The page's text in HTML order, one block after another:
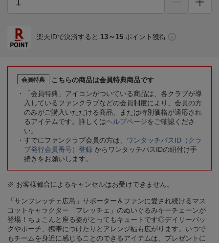
楽天IDで決済すると 13～15 ポイント獲得
会員特典
こちらの商品は会員特典商品です
「会員特典」アイコンがついている商品は、各クラブが導
入しているファンクラブなどの会員制度により、会員の方
のみがご購入いただける商品、または特別価格が適応され
るアイテムです。詳しくはヘルプページをご確認くださ
い。
すでにファンクラブ会員の方は、
ワンタッチパスID（クラ
ブ発行会員番号）登録 からワンタッチパスIDの紐付け手
続きをお願いします。
※ お客様都合によるキャンセルはお受けできません。
「サンフレッチェ広島」サポーター＆ファンに愛され続けるマス
コットキャラクター「フレッチェ」のぬいぐるみキーチェーンが
登場！ちょこんと座る姿がとってもキュートです◎デイリーバッ
グやポーチ、携帯につけたりとアレンジ幅も広がります。いつで
もチームを身近に感じることのできるアイテムは、プレゼントに